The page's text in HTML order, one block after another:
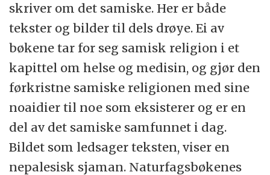
skriver om det samiske. Her er både
tekster og bilder til dels drøye. Ei av
bøkene tar for seg samisk religion i et
kapittel om helse og medisin, og gjør den
førkristne samiske religionen med sine
noaidier til noe som eksisterer og er en
del av det samiske samfunnet i dag.
Bildet som ledsager teksten, viser en
nepalesisk sjaman. Naturfagsbøkenes